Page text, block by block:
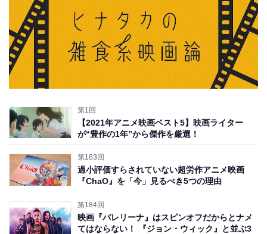
第1回
【2021年アニメ映画ベスト5】映画ライター
が“豊作の1年”から傑作を厳選！
第183回
過小評価すらされていない超労作アニメ映画
『ChaO』を「今」見るべき5つの理由
第184回
映画『バレリーナ』はスピンオフだからとナメ
てはならない！ 『ジョン・ウィック』と並ぶ3